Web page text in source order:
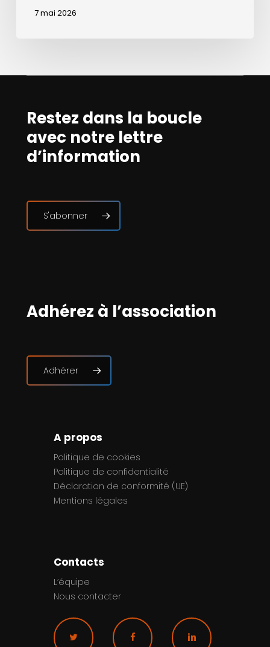
7 mai 2026
Restez dans la boucle
avec notre lettre
d’information
S'abonner
Adhérez à l’association
Adhérer
A propos
Politique de cookies
Politique de confidentialité
Déclaration de conformité (UE)
Mentions légales
Contacts
L’équipe
Nous contacter